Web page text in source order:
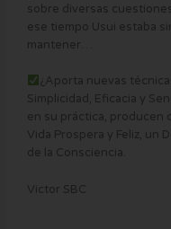
sobre diversas
ese tiempo Usui estaba
mantener…
¿Aporta nuevas
Simplicidad, Eficacia y
en su práctica, producen
Vida Prospera y Feliz, un
de la Consciencia.
Victor SBC